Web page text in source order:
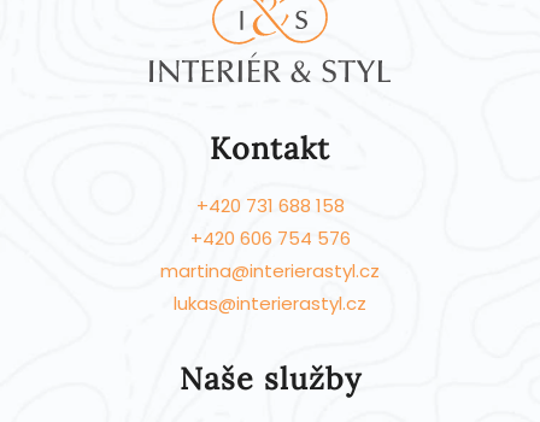
Kontakt
+420 731 688 158
+420 606 754 576
martina@interierastyl.cz
lukas@interierastyl.cz
Naše služby